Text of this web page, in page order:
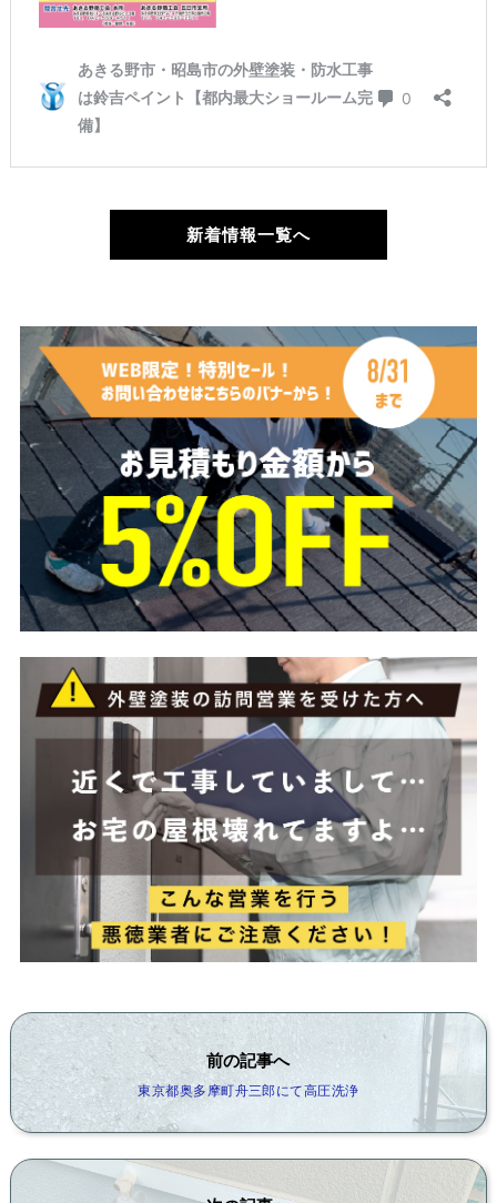
新着情報一覧へ
前の記事へ
東京都奥多摩町舟三郎にて高圧洗浄